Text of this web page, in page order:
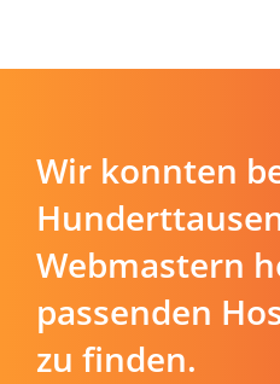
Wir konnten
Webmastern
passenden
zu finden.